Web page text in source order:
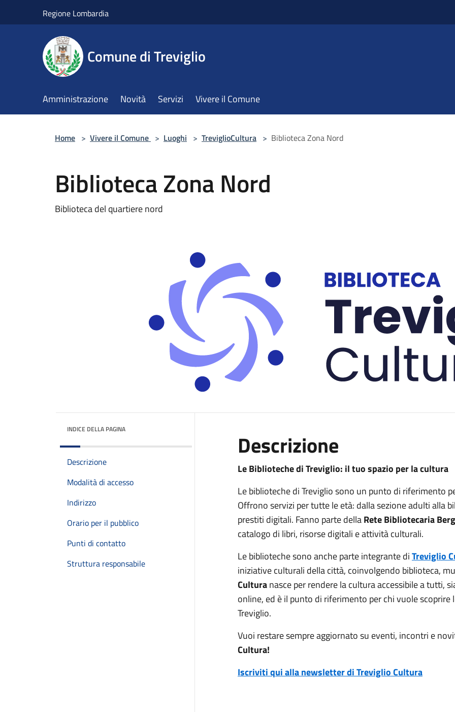
Regione Lombardia
Comune di Treviglio
Amministrazione Novità Servizi Vivere il Comune
Home > Vivere il Comune > Luoghi > TreviglioCultura > Biblioteca Zona Nord
Biblioteca Zona Nord
Biblioteca del quartiere nord
INDICE DELLA PAGINA
Descrizione
Modalità di accesso
Indirizzo
Orario per il pubblico
Punti di contatto
Struttura responsabile
Descrizione
Le Biblioteche di Treviglio: il tuo spazio per la cultura
Le biblioteche di Treviglio sono un punto di riferimento
Offrono servizi per tutte le età: dalla sezione adulti alla
prestiti digitali. Fanno parte dellaRete Bibliotecaria
catalogo di libri, risorse digitali e attività culturali.
Le biblioteche sono anche parte integrante diTreviglio
iniziative culturali della città, coinvolgendo biblioteca,
Culturanasce per rendere la cultura accessibile a tutti,
online, ed è il punto di riferimento per chi vuole
Treviglio.
Vuoi restare sempre aggiornato su eventi, incontri e
Cultura!
Iscriviti qui alla newsletter di Treviglio Cultura